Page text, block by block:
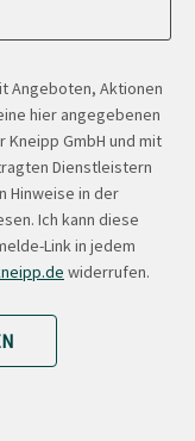
Angeboten, Aktionen
hier angegebenen
GmbH und mit
Dienstleistern
Hinweise in der
Ich kann diese
Link in jedem
widerrufen.